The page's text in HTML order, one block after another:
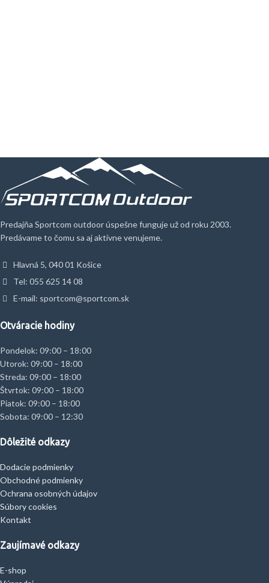
Predajňa Sportcom outdoor úspešne funguje už od roku 2003.
Predávame to čomu sa aj aktívne venujeme.
Hlavná 5, 040 01 Košice
Tel: 055 625 14 08
E-mail: sportcom@sportcom.sk
Otváracie hodiny
Pondelok: 09:00 – 18:00
Utorok: 09:00 – 18:00
Streda: 09:00 – 18:00
Štvrtok: 09:00 – 18:00
Piatok: 09:00 – 18:00
Sobota: 09:00 – 12:30
Dôležité odkazy
Dodacie podmienky
Obchodné podmienky
Ochrana osobných údajov
Súbory cookies
Kontakt
Zaujímavé odkazy
E-shop